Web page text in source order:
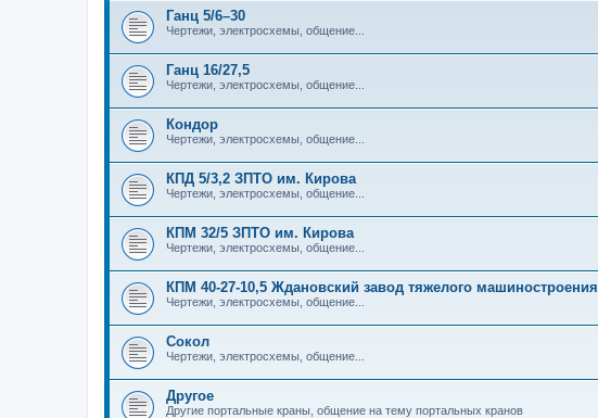
Ганц 5/6–30
Чертежи, электросхемы, общение...
Ганц 16/27,5
Чертежи, электросхемы, общение...
Кондор
Чертежи, электросхемы, общение...
КПД 5/3,2 ЗПТО им. Кирова
Чертежи, электросхемы, общение...
КПМ 32/5 ЗПТО им. Кирова
Чертежи, электросхемы, общение...
КПМ 40-27-10,5 Ждановский завод тяжелого машиностроения
Чертежи, электросхемы, общение...
Сокол
Чертежи, электросхемы, общение...
Другое
Другие портальные краны, общение на тему портальных кранов